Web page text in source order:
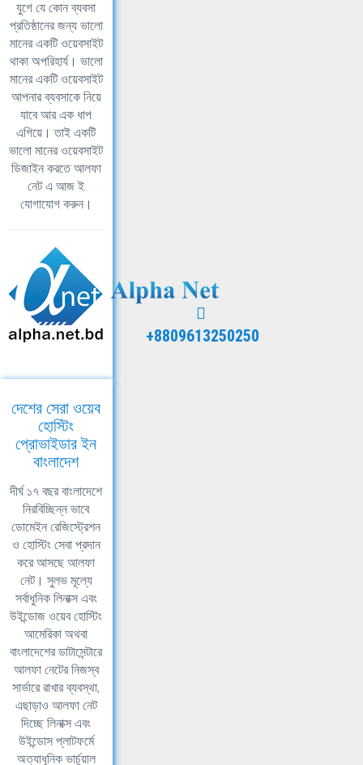
যুগে যে কোন ব্যবসা
প্রতিষ্ঠানের জন্য ভালো
মানের একটি ওয়েবসাইট
থাকা অপরিহার্য। ভালো
মানের একটি ওয়েবসাইট
আপনার ব্যবসাকে নিয়ে
যাবে আর এক ধাপ
এগিয়ে। তাই একটি
ভালো মানের ওয়েবসাইট
ডিজাইন করতে আলফা
নেট এ আজ ই
যোগাযোগ করুন।
+8809613250250
দেশের সেরা ওয়েব
হোস্টিং
প্রোভাইডার ইন
বাংলাদেশ
দীর্ঘ ১৭ বছর বাংলাদেশে
নিরবিচ্ছিন্ন ভাবে
ডোমেইন রেজিস্ট্রেশন
ও হোস্টিং সেবা প্রদান
করে আসছে আলফা
নেট। সুলভ মূল্যে
সর্বাধুনিক লিনাক্স এবং
উইন্ডোজ ওয়েব হোস্টিং
আমেরিকা অথবা
বাংলাদেশের ডাটাসেন্টারে
আলফা নেটের নিজস্ব
সার্ভারে রাখার ব্যবস্থা,
এছাড়াও আলফা নেট
দিচ্ছে লিনাক্স এবং
উইন্ডোস প্লাটফর্মে
অত্যাধুনিক ভার্চুয়াল